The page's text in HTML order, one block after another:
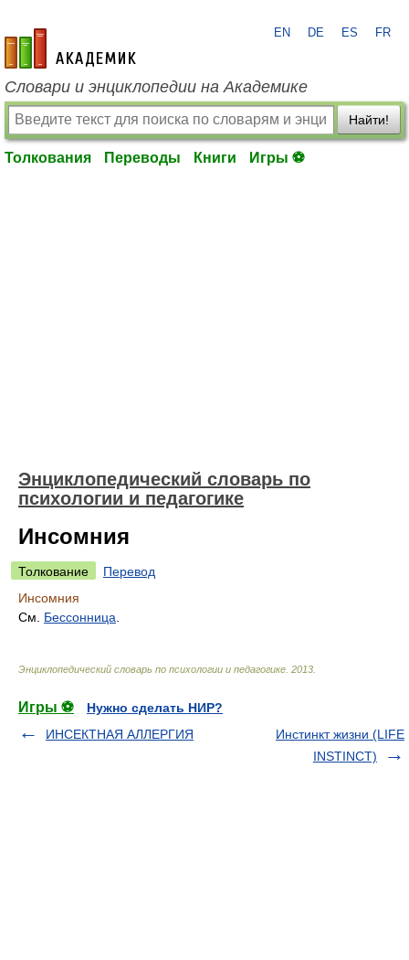
academic.ru
EN DE ES FR
Словари и энциклопедии на Академике
Найти!
Толкования Переводы Книги Игры ⚽
Энциклопедический словарь по
психологии и педагогике
Инсомния
Толкование
Перевод
Инсомния
См. Бессонница
Энциклопедический словарь по психологии и педагогике 2013
Игры ⚽
Нужно сделать НИР?
ИНСЕКТНАЯ АЛЛЕРГИЯ
Инстинкт жизни (LIFE
INSTINCT)